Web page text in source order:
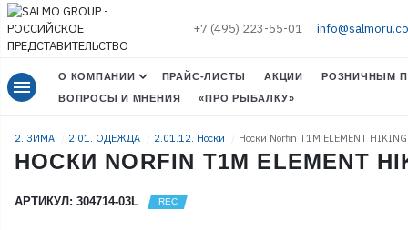
+7 (495) 223-55-01
menu О КОМПАНИИ ПРАЙС-ЛИСТЫ АКЦИИ
РОЗНИЧНЫМ
ВОПРОСЫ И МНЕНИЯ
«ПРО РЫБАЛКУ»
2. ЗИМА 2.01. ОДЕЖДА 2.01.12. Носки Носки Norfin T1M ELEMENT
НОСКИ NORFIN T1M ELEMENT
АРТИКУЛ: 304714-03L